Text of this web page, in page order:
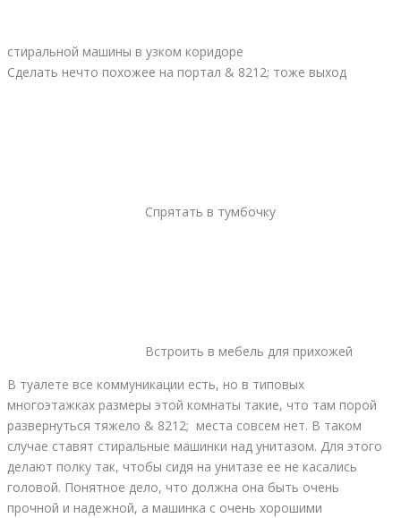
стиральной машины в узком коридоре
Сделать нечто похожее на портал & 8212; тоже выход
Спрятать в тумбочку
Встроить в мебель для прихожей
В туалете все коммуникации есть, но в типовых
многоэтажках размеры этой комнаты такие, что там порой
развернуться тяжело & 8212; места совсем нет. В таком
случае ставят стиральные машинки над унитазом. Для этого
делают полку так, чтобы сидя на унитазе ее не касались
головой. Понятное дело, что должна она быть очень
прочной и надежной, а машинка с очень хорошими